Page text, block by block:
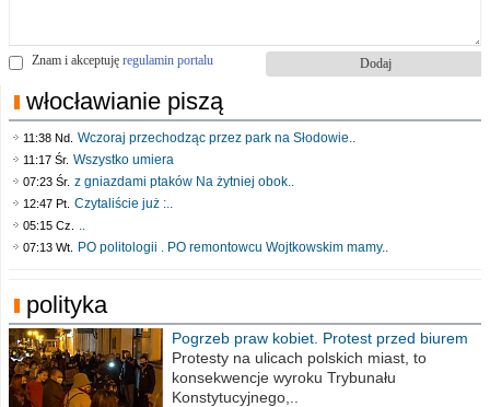
Znam i akceptuję regulamin portalu
włocławianie piszą
11:38 Nd. Wczoraj przechodząc przez park na Słodowie..
11:17 Śr. Wszystko umiera
07:23 Śr. z gniazdami ptaków Na żytniej obok..
12:47 Pt. Czytaliście już :..
05:15 Cz. ..
07:13 Wt. PO politologii . PO remontowcu Wojtkowskim mamy..
polityka
Pogrzeb praw kobiet. Protest przed biurem
poselskim PiS
Protesty na ulicach polskich miast, to
konsekwencje wyroku Trybunału
Konstytucyjnego,..